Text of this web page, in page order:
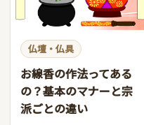
仏壇・仏具
お線香の作法ってある
の？基本のマナーと宗
派ごとの違い